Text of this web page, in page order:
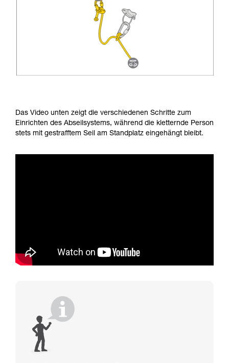
Das Video unten zeigt die verschiedenen Schritte zum
Einrichten des Abseilsystems, während die kletternde Person
stets mit gestrafftem Seil am Standplatz eingehängt bleibt.